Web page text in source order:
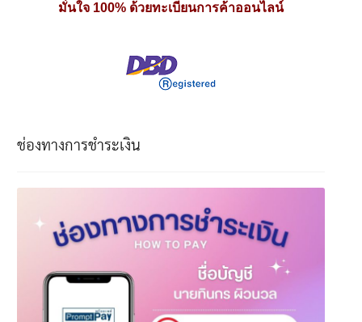
มั่นใจ 100% ด้วยทะเบียนการค้าออนไลน์
ช่องทางการชำระเงิน